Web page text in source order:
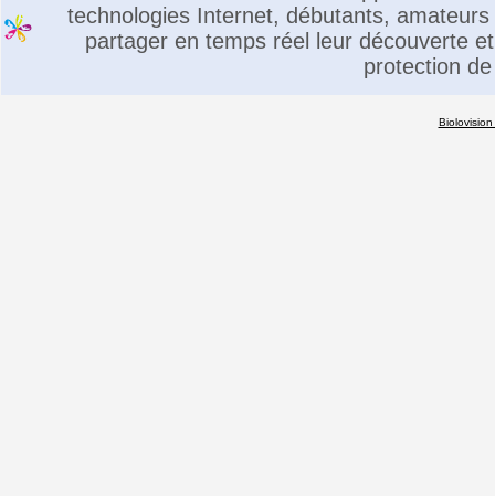
technologies Internet, débutants,
partager en temps réel leur découverte
protection
Biolovision